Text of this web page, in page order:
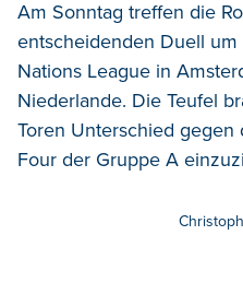
Am Sonntag treffen die
entscheidenden Duell
Nations League in
Niederlande. Die Teufel
Toren Unterschied gegen
Four der Gruppe A